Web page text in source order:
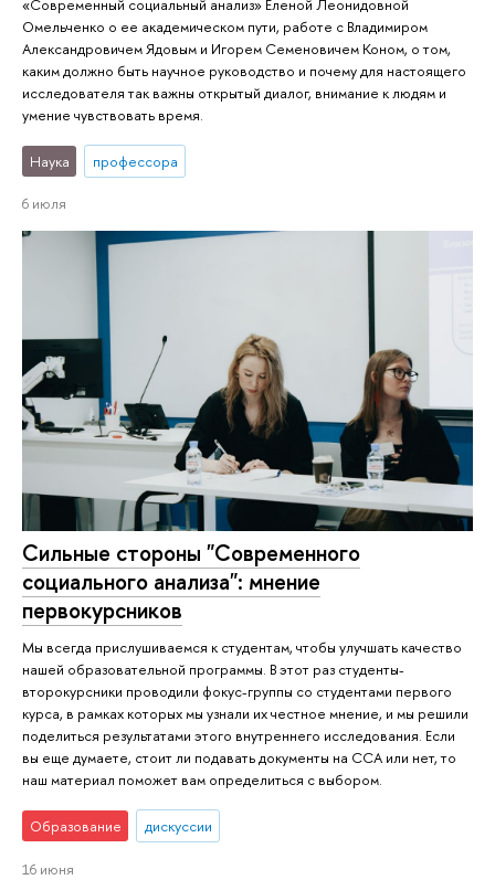
Омельченко о ее академическом пути, работе с Владимиром
Александровичем Ядовым и Игорем Семеновичем Коном, о том,
каким должно быть научное руководство и почему для настоящего
исследователя так важны открытый диалог, внимание к людям и
умение чувствовать время.
Наука профессора
6 июля
Сильные стороны "Современного
социального анализа": мнение
первокурсников
Мы всегда прислушиваемся к студентам, чтобы улучшать качество
нашей образовательной программы. В этот раз студенты-
второкурсники проводили фокус-группы со студентами первого
курса, в рамках которых мы узнали их честное мнение, и мы решили
поделиться результатами этого внутреннего исследования. Если
вы еще думаете, стоит ли подавать документы на ССА или нет, то
наш материал поможет вам определиться с выбором.
Образование дискуссии
16 июня